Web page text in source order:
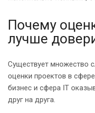
Почему
лучше
Существует множество
оценки проектов в
бизнес и сфера IT
друг на друга.